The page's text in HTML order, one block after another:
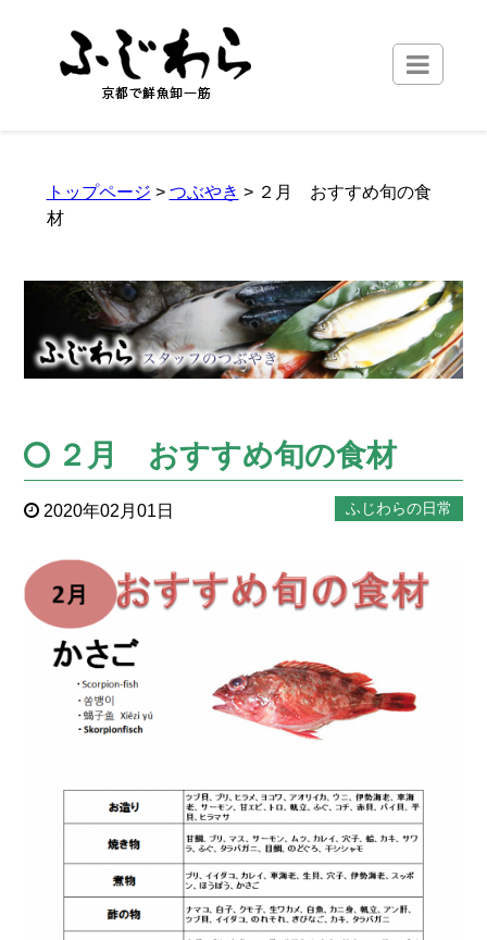
トップページ > つぶやき > ２月 おすすめ旬の食
材
２月 おすすめ旬の食材
2020年02月01日 ふじわらの日常